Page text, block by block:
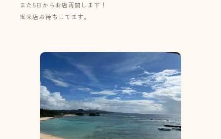
また5日からお店再開します！
御来店お待ちしてます。